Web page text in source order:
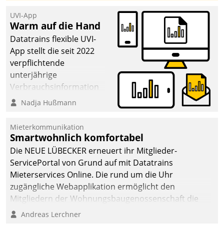
UVI-App
Warm auf die Hand
Datatrains flexible UVI-
App stellt die seit 2022
verpflichtende
unterjährige
Verbrauchsinformation
schnell, zuverlässig und
Die monatlichen
Mitteilungen zum
Heizungs- und
Wasserverbrauch gehen
automatisiert, vollständig
und auf Wunsch über
mehrere zuvor
Kommunikationswege bei
Nadja Hußmann
Mieterkommunikation
Smartwohnlich komfortabel
Die NEUE LÜBECKER erneuert ihr Mitglieder-
ServicePortal von Grund auf mit Datatrains
Mieterservices Online. Die rund um die Uhr
zugängliche Webapplikation ermöglicht den
Mitgliedern der Wohnungs­bau­genossenschaft die
Kontaktaufnahme per Smartphone, Tablet oder PC.
Andreas Lerchner